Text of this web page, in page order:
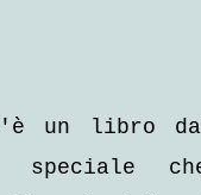
un libro
speciale